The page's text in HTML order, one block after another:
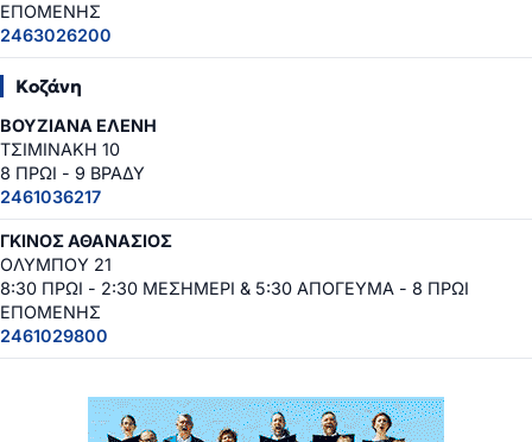
ΕΠΟΜΕΝΗΣ
2463026200
Κοζάνη
ΒΟΥΖΙΑΝΑ ΕΛΕΝΗ
ΤΣΙΜΙΝΑΚΗ 10
8 ΠΡΩΙ - 9 ΒΡΑΔΥ
2461036217
ΓΚΙΝΟΣ ΑΘΑΝΑΣΙΟΣ
ΟΛΥΜΠΟΥ 21
8:30 ΠΡΩΙ - 2:30 ΜΕΣΗΜΕΡΙ & 5:30 ΑΠΟΓΕΥΜΑ - 8 ΠΡΩΙ
ΕΠΟΜΕΝΗΣ
2461029800